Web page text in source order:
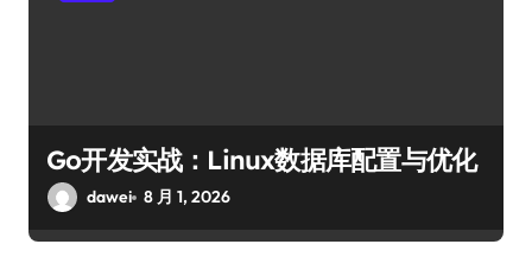
Go开发实战：Linux数据库配置与优化
dawei 8 月 1, 2026